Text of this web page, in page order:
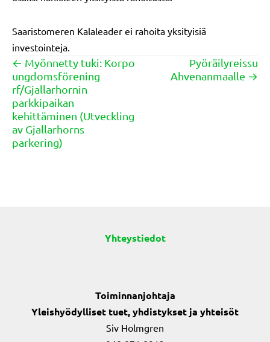
Saaristomeren Kalaleader ei rahoita yksityisiä
investointeja.
Posts
navigation
← Myönnetty tuki: Korpo
ungdomsförening
rf/Gjallarhornin
parkkipaikan
kehittäminen (Utveckling
av Gjallarhorns
parkering)
Pyöräilyreissu
Ahvenanmaalle →
Yhteystiedot
Toiminnanjohtaja
Yleishyödylliset tuet, yhdistykset ja yhteisöt
Siv Holmgren